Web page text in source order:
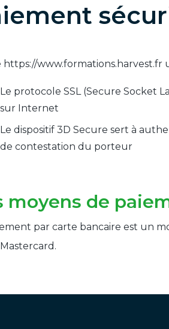
https://www.formations.harvest.fr
Le protocole SSL (Secure Socket
sur Internet
Le dispositif 3D Secure sert à
de contestation du porteur
moyens de
par carte bancaire est un